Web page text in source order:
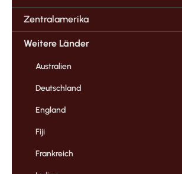
Zentralamerika
Weitere Länder
Australien
Deutschland
England
Fiji
Frankreich